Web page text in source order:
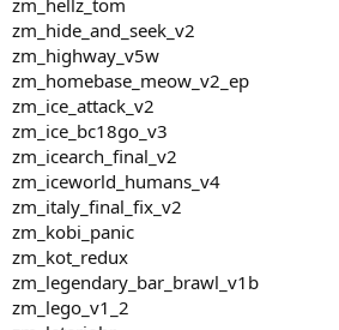
zm_hide_and_seek_v2
zm_highway_v5w
zm_homebase_meow_v2_ep
zm_ice_attack_v2
zm_ice_bc18go_v3
zm_icearch_final_v2
zm_iceworld_humans_v4
zm_italy_final_fix_v2
zm_kobi_panic
zm_kot_redux
zm_legendary_bar_brawl_v1b
zm_lego_v1_2